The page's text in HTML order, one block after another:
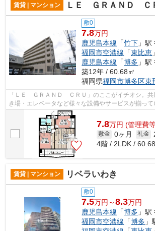
賃貸 | マンション ＬＥ ＧＲＡＮＤ Ｃ
敷0
7.8万円
鹿児島本線 「竹下 」
福岡市空港線 「東比恵
鹿児島本線 「博多 」
築12年 / 60.68㎡
福岡県福岡市博多区東
「ＬＥ ＧＲＡＮＤ ＣＲＵ」のここがイチオシ。共
き場・エレベータなど様々な設備やサービスが揃っ
レジットカードで初期費用をお支払い...
7.8万円 (管理費
敷金 0ヶ月 礼金
4階 / 2LDK /
賃貸 | マンション リベラいわき
敷0
7.5万円～8.3万円
鹿児島本線 「博多 」
福岡市空港線 「博多